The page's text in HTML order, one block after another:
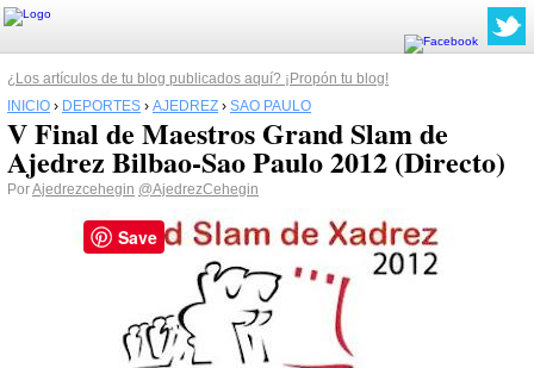
¿Los artículos de tu blog publicados aquí? ¡Propón tu blog!
INICIO › DEPORTES › AJEDREZ › SAO PAULO
V Final de Maestros Grand Slam de
Ajedrez Bilbao-Sao Paulo 2012 (Directo)
PorAjedrezcehegin @AjedrezCehegin
Save